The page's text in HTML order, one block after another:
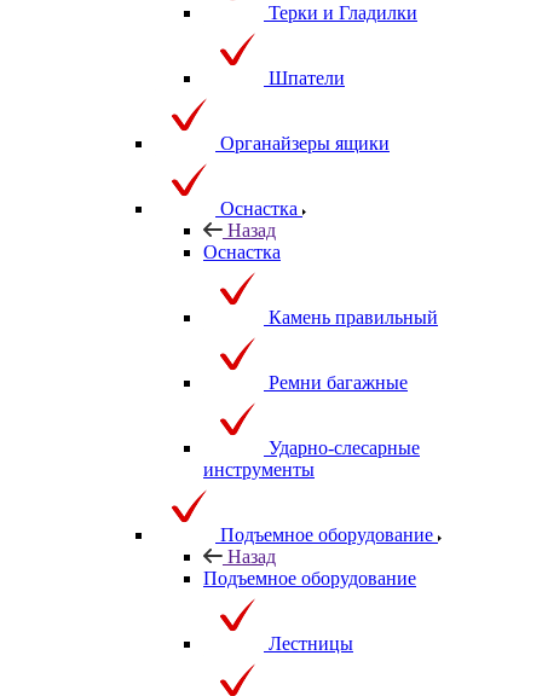
Терки и Гладилки
Шпатели
Органайзеры ящики
Оснастка
Назад
Оснастка
Камень правильный
Ремни багажные
Ударно-слесарные
инструменты
Подъемное оборудование
Назад
Подъемное оборудование
Лестницы